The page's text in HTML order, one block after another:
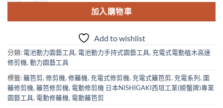
加入購物車
Add to wishlist
分類: 電池動力園藝工具, 電池動力手持式園藝工具, 充電式電動植木高速
修剪機, 動力園藝工具
標籤:籬笆剪, 修剪機, 修籬機, 充電式修剪機, 充電式籬笆剪, 充電系列, 圍
籬修剪機, 籬笆修剪機, 電動修剪機 日本NISHIGAKI西垣工業(螃蟹牌)專業
園藝工具, 電動修籬機, 電動籬笆剪